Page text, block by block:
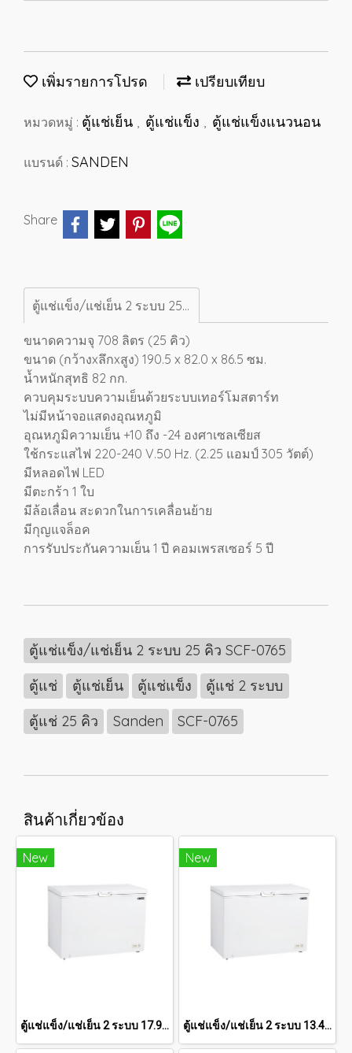
เพิ่มรายการโปรด เปรียบเทียบ
หมวดหมู่ : ตู้แช่เย็น , ตู้แช่แข็ง , ตู้แช่แข็งแนวนอน
แบรนด์ : SANDEN
Share
ตู้แช่แข็ง/แช่เย็น 2 ระบบ 25 คิว SCF-0765
ขนาดความจุ 708 ลิตร (25 คิว)
ขนาด (กว้างxลึกxสูง) 190.5 x 82.0 x 86.5 ซม.
น้ำหนักสุทธิ 82 กก.
ควบคุมระบบความเย็นด้วยระบบเทอร์โมสตาร์ท
ไม่มีหน้าจอแสดงอุณหภูมิ
อุณหภูมิความเย็น +10 ถึง -24 องศาเซลเซียส
ใช้กระแสไฟ 220-240 V.50 Hz. (2.25 แอมป์ 305 วัตต์)
มีหลอดไฟ LED
มีตะกร้า 1 ใบ
มีล้อเลื่อน สะดวกในการเคลื่อนย้าย
มีกุญแจล็อค
การรับประกันความเย็น 1 ปี คอมเพรสเซอร์ 5 ปี
ตู้แช่แข็ง/แช่เย็น 2 ระบบ 25 คิว SCF-0765
ตู้แช่
ตู้แช่เย็น ตู้แช่แข็ง
ตู้แช่ 2 ระบบ
ตู้แช่ 25 คิว
Sanden SCF-0765
สินค้าเกี่ยวข้อง
New
ตู้แช่แข็ง/แช่เย็น 2 ระบบ 17.9 คิว SCF-0615
New
ตู้แช่แข็ง/แช่เย็น 2 ระบบ 13.4 คิว SCF-0465